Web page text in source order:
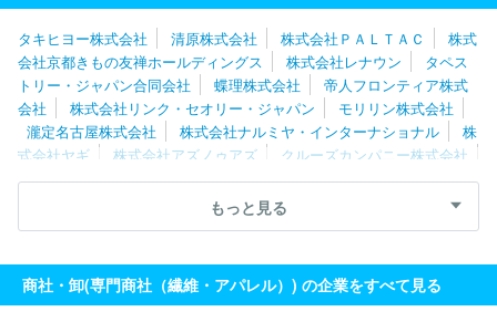
タキヒヨー株式会社 清原株式会社 株式会社ＰＡＬＴＡＣ
株式
会社京都きもの友禅ホールディングス
株式会社レナウン
タペス
トリー・ジャパン合同会社
蝶理株式会社
帝人フロンティア株式
会社
株式会社リンク・セオリー・ジャパン
モリリン株式会社
瀧定名古屋株式会社
株式会社ナルミヤ・インターナショナル
株
式会社ヤギ
株式会社アズノゥアズ
クルーズカンパニー株式会社
株式会社ＷＳＰ
八木兵株式会社 株式会社ナイガイ
リッツジ
丸眞株式会社 パシバ株式会社
クロスプラス株
式会社
有限会社コスミックインフォリンク
株式会社ハヤシゴ
株式会社
ヒットマン
もっと見る
商社・卸(専門商社（繊維・アパレル）) の企業をすべて見る